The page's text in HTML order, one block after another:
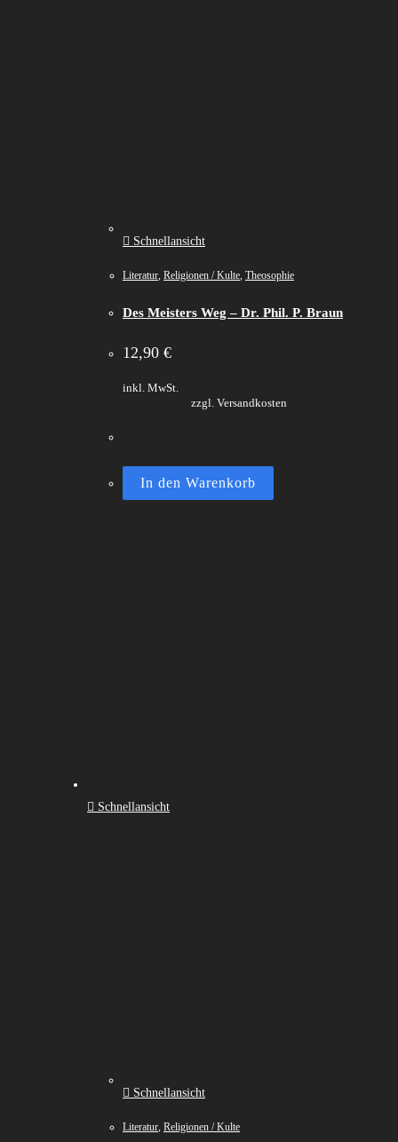
Schnellansicht
Literatur, Religionen / Kulte, Theosophie
Des Meisters Weg – Dr. Phil. P. Braun
12,90 €
inkl. MwSt.
zzgl. Versandkosten
In den Warenkorb
Schnellansicht
Schnellansicht
Literatur, Religionen / Kulte